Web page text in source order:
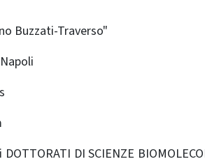
Buzzati-Traverso"
DI SCIENZE